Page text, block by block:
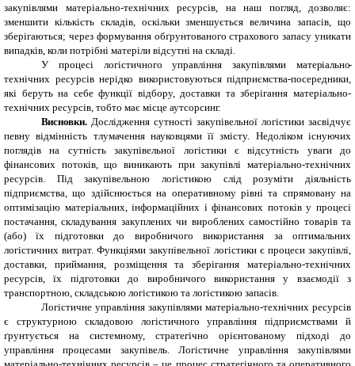
закупівлями матеріально-технічних ресурсів, на наш погляд, дозволяє:
зменшити кількість складів, оскільки зменшується величина запасів, що
зберігаються; через формування обґрунтованого страхового запасу уникати
випадків, коли потрібні матеріли відсутні на складі.
У процесі логістичного управління закупівлями матеріально-
технічних ресурсів нерідко використовуються підприємства-посередники,
які беруть на себе функції відбору, доставки та зберігання матеріально-
технічних ресурсів, тобто має місце аутсорсинг.
Висновки. Дослідження сутності закупівельної логістики засвідчує
певну відмінність тлумачення науковцями її змісту. Недоліком існуючих
поглядів на сутність закупівельної логістики є відсутність уваги до
фінансових потоків, що виникають при закупівлі матеріально-технічних
ресурсів. Під закупівельною логістикою слід розуміти діяльність
підприємства, що здійснюється на оперативному рівні та спрямовану на
оптимізацію матеріальних, інформаційних і фінансових потоків у процесі
постачання, складування закуплених чи вироблених самостійно товарів та
(або) їх підготовки до виробничого використання за оптимальних
логістичних витрат.Функціями закупівельної логістики є процеси закупівлі,
доставки, приймання, розміщення та зберігання матеріально-технічних
ресурсів, їх підготовки до виробничого використання у взаємодії з
транспортною, складською логістикою та логістикою запасів.
Логістичне управління закупівлями матеріально-технічних ресурсів
є структурною складовою логістичного управління підприємствами й
ґрунтується на системному, стратегічно орієнтованому підході до
управління процесами закупівель. Логістичне управління закупівлями